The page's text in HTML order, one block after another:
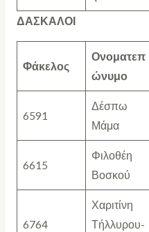
ΔΑΣΚΑΛΟΙ
Φάκελος
Ονοματεπ
ώνυμο
6591
Δέσπω
Μάμα
6615
Φιλοθέη
Βοσκού
6764
Χαριτίνη
Τήλλυρου-